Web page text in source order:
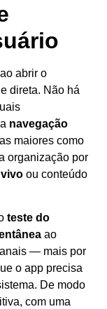
abrir o
e direta. Não há
navegação
maiores como
organização por
ou conteúdo
teste do
ao
— mais por
o app precisa
De modo
com uma